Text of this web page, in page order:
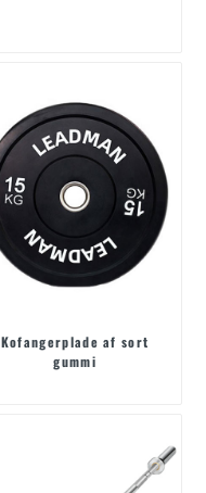
Kofangerplade af sort
gummi